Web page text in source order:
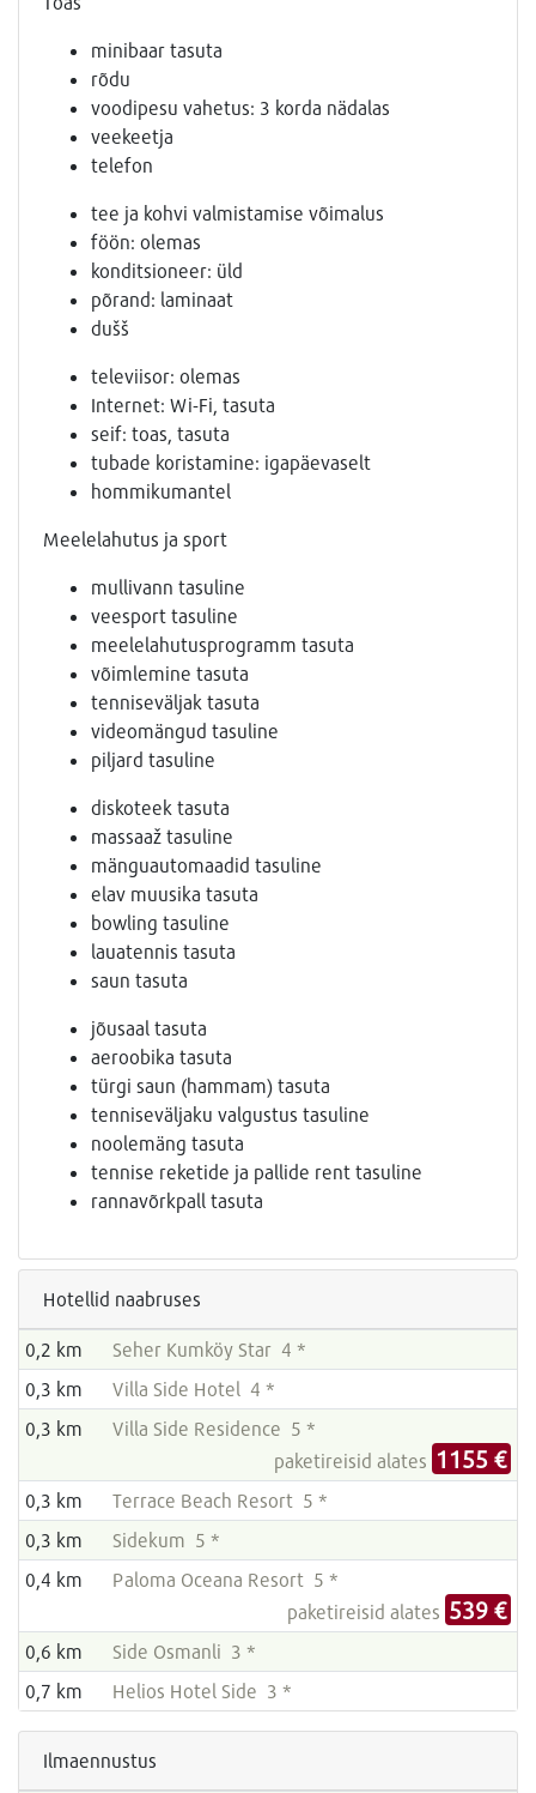
minibaar tasuta
rõdu
voodipesu vahetus: 3 korda nädalas
veekeetja
telefon
tee ja kohvi valmistamise võimalus
föön: olemas
konditsioneer: üld
põrand: laminaat
dušš
televiisor: olemas
Internet: Wi-Fi, tasuta
seif: toas, tasuta
tubade koristamine: igapäevaselt
hommikumantel
Meelelahutus ja sport
mullivann tasuline
veesport tasuline
meelelahutusprogramm tasuta
võimlemine tasuta
tenniseväljak tasuta
videomängud tasuline
piljard tasuline
diskoteek tasuta
massaaž tasuline
mänguautomaadid tasuline
elav muusika tasuta
bowling tasuline
lauatennis tasuta
saun tasuta
jõusaal tasuta
aeroobika tasuta
türgi saun (hammam) tasuta
tenniseväljaku valgustus tasuline
noolemäng tasuta
tennise reketide ja pallide rent tasuline
rannavõrkpall tasuta
Hotellid naabruses
0,2 km
Seher Kumköy Star 4 *
0,3 km
Villa Side Hotel 4 *
0,3 km
Villa Side Residence 5 *
paketireisid alates 1155 €
0,3 km
Terrace Beach Resort 5 *
0,3 km
Sidekum 5 *
0,4 km
Paloma Oceana Resort 5 *
paketireisid alates 539 €
0,6 km
Side Osmanli 3 *
0,7 km
Helios Hotel Side 3 *
Ilmaennustus